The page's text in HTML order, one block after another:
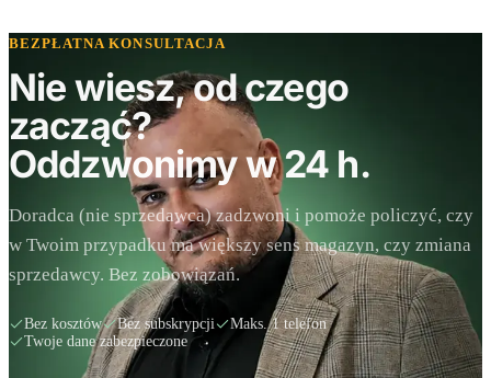
BEZPŁATNA KONSULTACJA
Nie wiesz, od czego
zacząć?
Oddzwonimy w 24 h.
Doradca (nie sprzedawca) zadzwoni i pomoże policzyć, czy
w Twoim przypadku ma większy sens magazyn, czy zmiana
sprzedawcy. Bez zobowiązań.
Bez kosztów Bez subskrypcji
Maks. 1 telefon
Twoje dane zabezpieczone